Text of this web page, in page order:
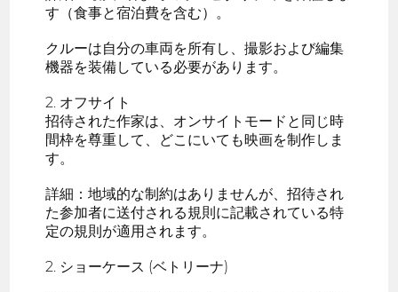
す（食事と宿泊費を含む）。
クルーは自分の車両を所有し、撮影および編集
機器を装備している必要があります。
2. オフサイト
招待された作家は、オンサイトモードと同じ時
間枠を尊重して、どこにいても映画を制作しま
す。
詳細：地域的な制約はありませんが、招待され
た参加者に送付される規則に記載されている特
定の規則が適用されます。
2. ショーケース (ベトリーナ)